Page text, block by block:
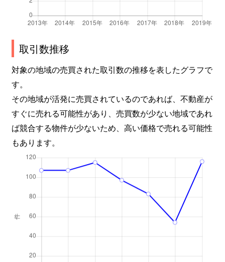
取引数推移
対象の地域の売買された取引数の推移を表したグラフで
す。
その地域が活発に売買されているのであれば、不動産が
すぐに売れる可能性があり、売買数が少ない地域であれ
ば競合する物件が少ないため、高い価格で売れる可能性
もあります。